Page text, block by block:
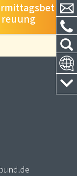
reuung